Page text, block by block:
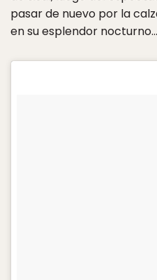
pasar de nuevo por la
en su esplendor nocturno…